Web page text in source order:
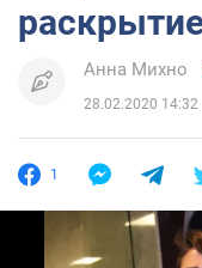
Анна Михно
28.02.2020 14:32
1